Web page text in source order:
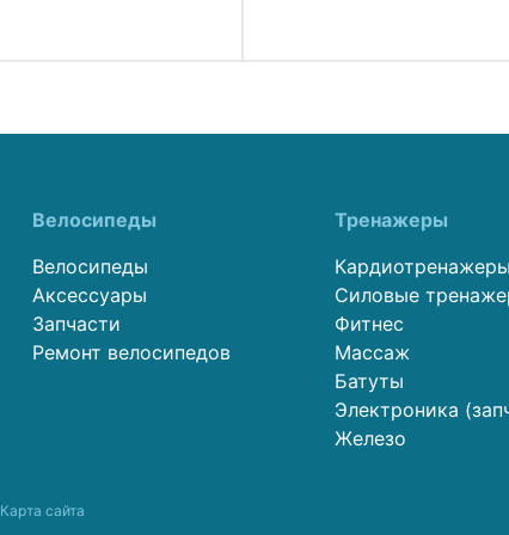
Велосипеды
Велосипеды
Аксессуары
Запчасти
Ремонт велосипедов
Тренажеры
Кардиотренажеры
Силовые
Фитнес
Массаж
Батуты
Электроника
Железо
Карта сайта